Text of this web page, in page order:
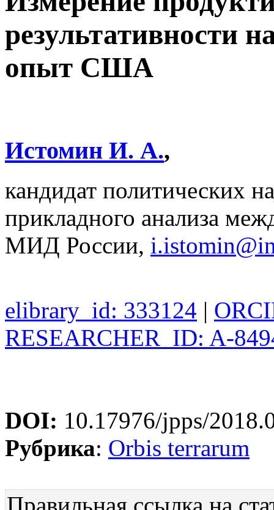
результативности
опыт США
Истомин И. А.,
кандидат политических
прикладного анализа
МИД России,
elibrary_id: 333124 |
RESEARCHER_ID: A-
DOI: 10.17976/jpps/
Рубрика: Orbis terrarum
Правильная ссылка на